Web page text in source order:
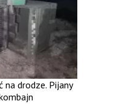
na drodze. Pijany